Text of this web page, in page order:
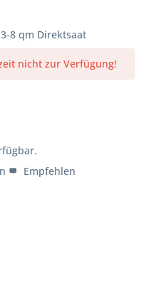
8 qm Direktsaat
nicht zur Verfügung!
Empfehlen